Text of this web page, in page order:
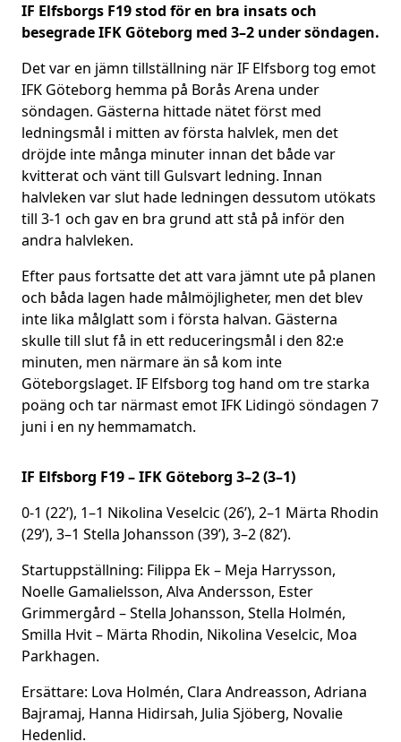
IF Elfsborgs F19 stod för en bra insats och
besegrade IFK Göteborg med 3–2 under söndagen.
Det var en jämn tillställning när IF Elfsborg tog emot
IFK Göteborg hemma på Borås Arena under
söndagen. Gästerna hittade nätet först med
ledningsmål i mitten av första halvlek, men det
dröjde inte många minuter innan det både var
kvitterat och vänt till Gulsvart ledning. Innan
halvleken var slut hade ledningen dessutom utökats
till 3-1 och gav en bra grund att stå på inför den
andra halvleken.
Efter paus fortsatte det att vara jämnt ute på planen
och båda lagen hade målmöjligheter, men det blev
inte lika målglatt som i första halvan. Gästerna
skulle till slut få in ett reduceringsmål i den 82:e
minuten, men närmare än så kom inte
Göteborgslaget. IF Elfsborg tog hand om tre starka
poäng och tar närmast emot IFK Lidingö söndagen 7
juni i en ny hemmamatch.
IF Elfsborg F19 – IFK Göteborg 3–2 (3–1)
0-1 (22’), 1–1 Nikolina Veselcic (26’), 2–1 Märta Rhodin
(29’), 3–1 Stella Johansson (39’), 3–2 (82’).
Startuppställning: Filippa Ek – Meja Harrysson,
Noelle Gamalielsson, Alva Andersson, Ester
Grimmergård – Stella Johansson, Stella Holmén,
Smilla Hvit – Märta Rhodin, Nikolina Veselcic, Moa
Parkhagen.
Ersättare: Lova Holmén, Clara Andreasson, Adriana
Bajramaj, Hanna Hidirsah, Julia Sjöberg, Novalie
Hedenlid.